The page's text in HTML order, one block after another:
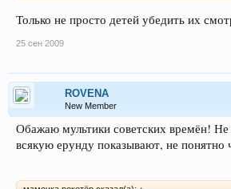
Только не просто детей убедить их
25 сен 2009
ROVENA
New Member
Обажаю мультики советских времён! Не
всякую ерунду показывают, не понятно